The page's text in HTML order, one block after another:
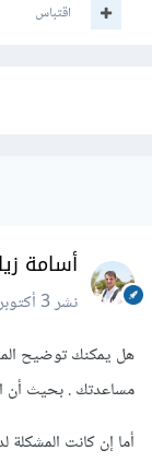
اقتباس
أسامة
نشر3 أكتوبر 2022
هل يمكنك توضيح
مساعدتك . بحيث أن
أما إن كانت